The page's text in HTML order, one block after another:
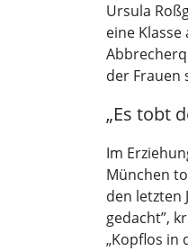
Ursula
eine
der Frauen
„Es tobt
Im
München
den letzten
gedacht”,
„Kopflos in